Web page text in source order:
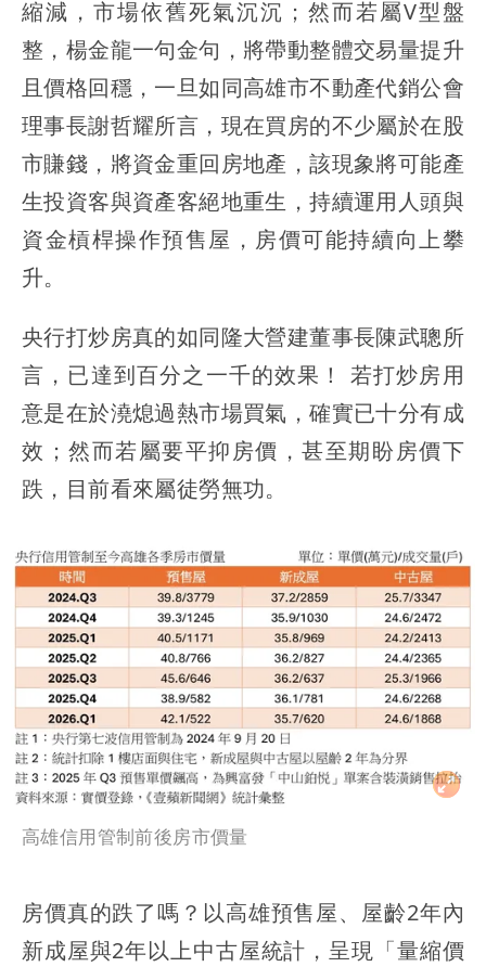
縮減，市場依舊死氣沉沉；然而若屬V型盤
整，楊金龍一句金句，將帶動整體交易量提升
且價格回穩，一旦如同高雄市不動產代銷公會
理事長謝哲耀所言，現在買房的不少屬於在股
市賺錢，將資金重回房地產，該現象將可能產
生投資客與資產客絕地重生，持續運用人頭與
資金槓桿操作預售屋，房價可能持續向上攀
升。
央行打炒房真的如同隆大營建董事長陳武聰所
言，已達到百分之一千的效果！ 若打炒房用
意是在於澆熄過熱市場買氣，確實已十分有成
效；然而若屬要平抑房價，甚至期盼房價下
跌，目前看來屬徒勞無功。
高雄信用管制前後房市價量
房價真的跌了嗎？以高雄預售屋、屋齡2年內
新成屋與2年以上中古屋統計，呈現「量縮價